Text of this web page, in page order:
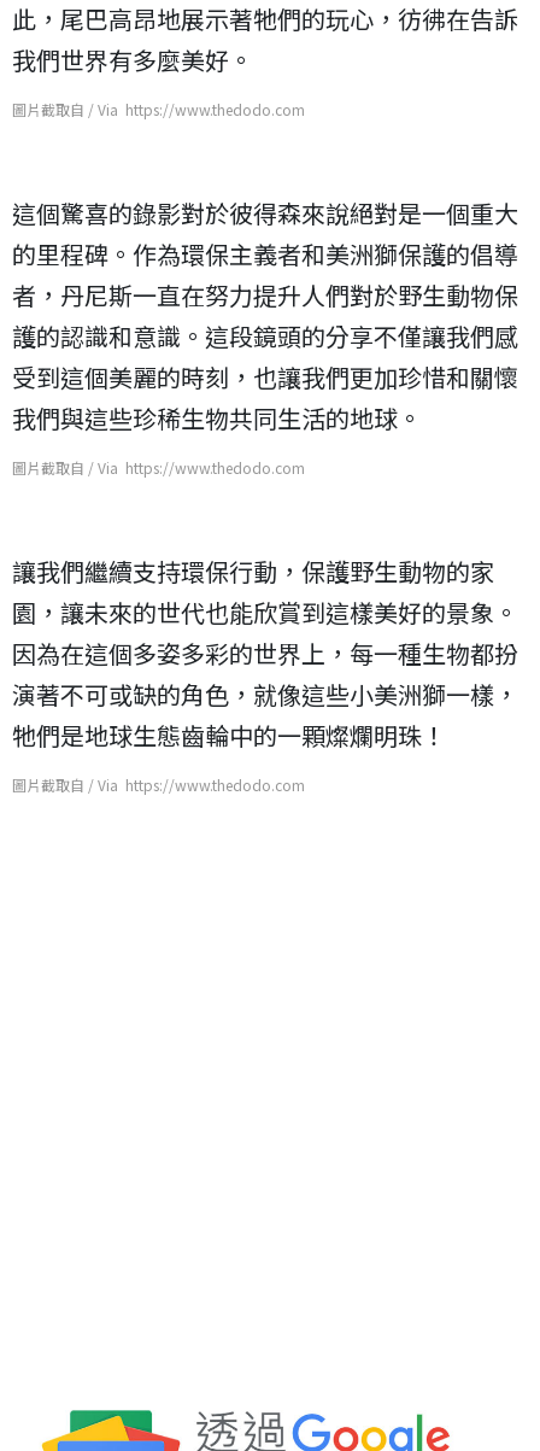
此，尾巴高昂地展示著牠們的玩心，彷彿在告訴
我們世界有多麼美好。
圖片截取自 / Via https://www.thedodo.com
這個驚喜的錄影對於彼得森來說絕對是一個重大
的里程碑。作為環保主義者和美洲獅保護的倡導
者，丹尼斯一直在努力提升人們對於野生動物保
護的認識和意識。這段鏡頭的分享不僅讓我們感
受到這個美麗的時刻，也讓我們更加珍惜和關懷
我們與這些珍稀生物共同生活的地球。
圖片截取自 / Via https://www.thedodo.com
讓我們繼續支持環保行動，保護野生動物的家
園，讓未來的世代也能欣賞到這樣美好的景象。
因為在這個多姿多彩的世界上，每一種生物都扮
演著不可或缺的角色，就像這些小美洲獅一樣，
牠們是地球生態齒輪中的一顆燦爛明珠！
圖片截取自 / Via https://www.thedodo.com